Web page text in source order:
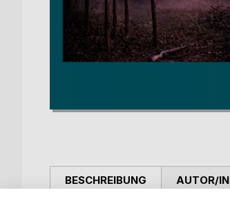
BESCHREIBUNG AUTOR/IN